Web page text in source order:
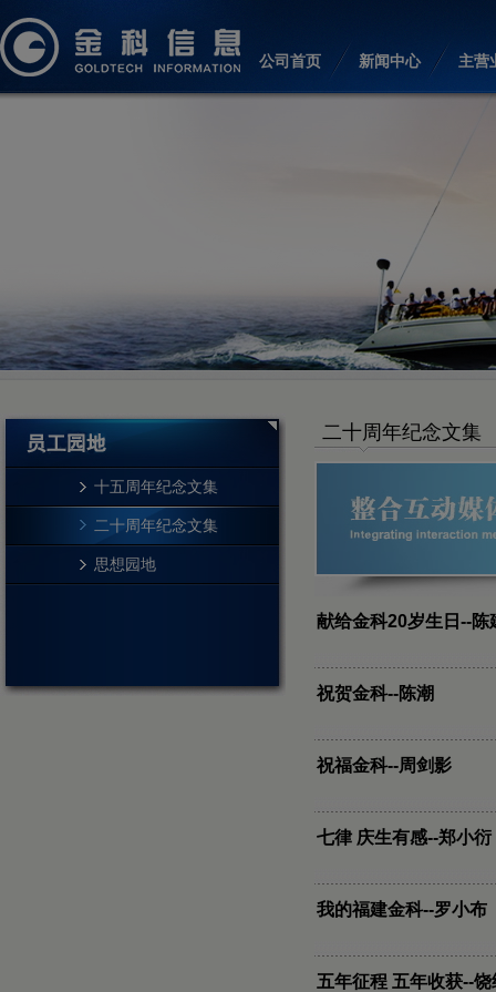
公司首页 新闻中心 主营
十五周年纪念文集
二十周年纪念文集
思想园地
二十周年纪念文集
献给金科20岁生日--陈
祝贺金科--陈潮
祝福金科--周剑影
七律 庆生有感--郑小衍
我的福建金科--罗小布
五年征程 五年收获--饶